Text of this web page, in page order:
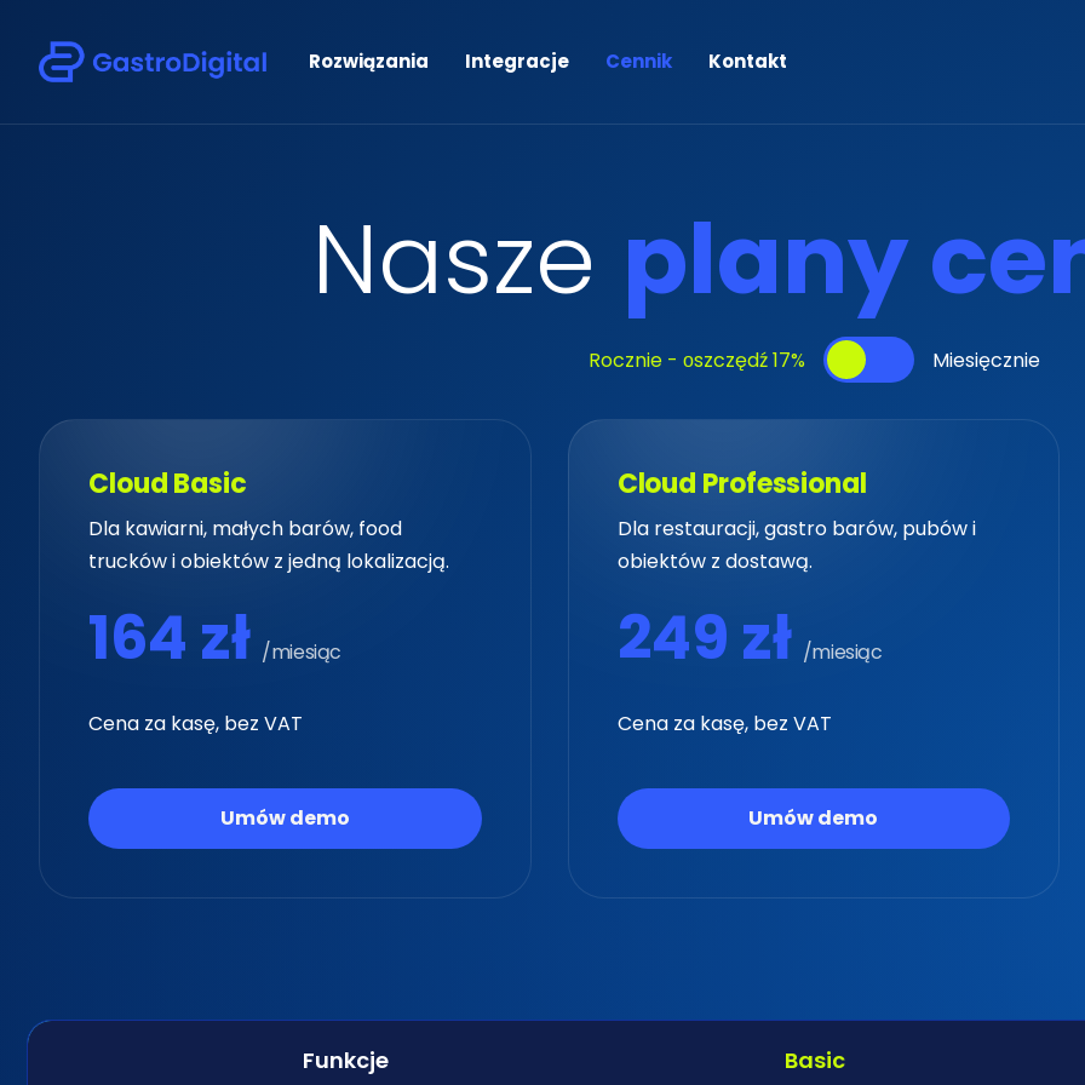
Rozwiązania Integracje Cennik Kontakt
Nasze planyce
Rocznie - оszczędź 17% Miesięcznie
Cloud Basic
Dla kawiarni, małych barów, food
trucków i obiektów z jedną lokalizacją.
164 zł /miesiąc
Cena za kasę, bez VAT
Umów demo
Cloud Professional
Dla restauracji, gastro barów, pubów i
obiektów z dostawą.
249 zł /miesiąc
Cena za kasę, bez VAT
Umów demo
Cloud Basic
Dla kawiarni, małych barów, food
trucków i obiektów z jedną lokalizacją.
197 zł /miesiąc
Cena za kasę, bez VAT
Umów demo
Cloud Professional
Dla restauracji, gastro barów, pubów i
obiektów z dostawą.
299 zł /miesiąc
Cena za kasę, bez VAT
Umów demo
Funkcje Basic